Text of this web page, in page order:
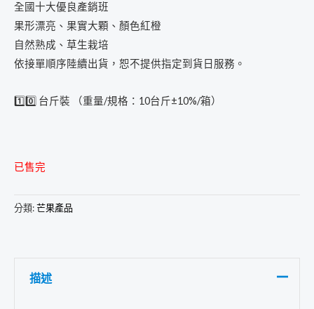
全國十大優良產銷班
果形漂亮、果實大顆、顏色紅橙
自然熟成、草生栽培
依接單順序陸續出貨，恕不提供指定到貨日服務。
1️⃣0️⃣ 台斤裝 （重量/規格：10台斤±10%/箱）
已售完
分類:芒果產品
描述